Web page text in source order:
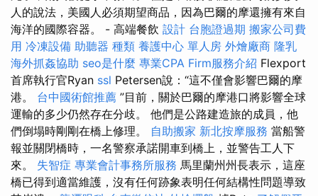
人的說法，美國人必須期望商品，因為巴爾的摩還擁有來自
海洋的國際容器。 - 高端餐飲 設計 台胞證過期 搬家公司費
用 冷凍設備 助聽器 種類 養護中心 單人房 外燴廠商 隆乳
海外抓姦協助 seo是什麼 專業CPA Firm服務介紹 Flexport
首席執行官Ryan ssl Petersen說：“這不僅會影響巴爾的摩
港。 台中國術館推薦 ”目前，關於巴爾的摩港口將影響全球
運輸的多少仍然存在分歧。 他們是公路建造旅的成員，他
們倒塌時剛剛在橋上修理。 自助搬家 新北按摩服務 當船警
報並關閉橋時，一名警察承諾開車到橋上，並警告工人下
來。 失智症 專業會計事務所服務 馬里蘭州州長表示，這座
橋已得到適當維護，沒有任何跡象表明任何結構性問題導致